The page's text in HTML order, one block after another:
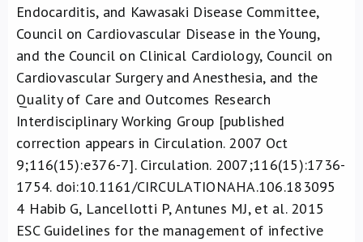
Endocarditis, and Kawasaki Disease Committee,
Council on Cardiovascular Disease in the Young,
and the Council on Clinical Cardiology, Council on
Cardiovascular Surgery and Anesthesia, and the
Quality of Care and Outcomes Research
Interdisciplinary Working Group [published
correction appears in Circulation. 2007 Oct
9;116(15):e376-7]. Circulation. 2007;116(15):1736-
1754. doi:10.1161/CIRCULATIONAHA.106.183095
4 Habib G, Lancellotti P, Antunes MJ, et al. 2015
ESC Guidelines for the management of infective